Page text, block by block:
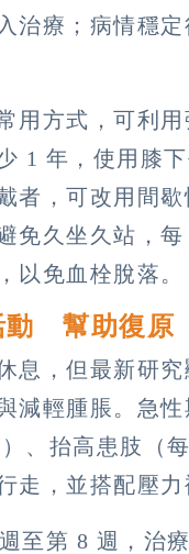
治療；病情穩
用方式，可利
1 年，使用膝
者，可改用間
免久坐久站，
以免血栓脫落。
動 幫助復原
息，但最新研
減輕腫脹。急
、抬高患肢（
走，並搭配壓力
至第 8 週，治